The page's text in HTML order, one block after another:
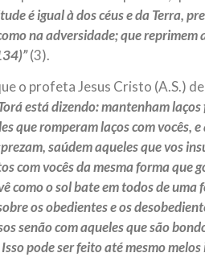
é igual à dos céus e da Terra,
na adversidade; que
(3).
o profeta Jesus Cristo (A.S.)
está dizendo: mantenham
que romperam laços com vocês,
saúdem aqueles que vos
com vocês da mesma forma que
como o sol bate em todos de
os obedientes e os
senão com aqueles que são
pode ser feito até mesmo